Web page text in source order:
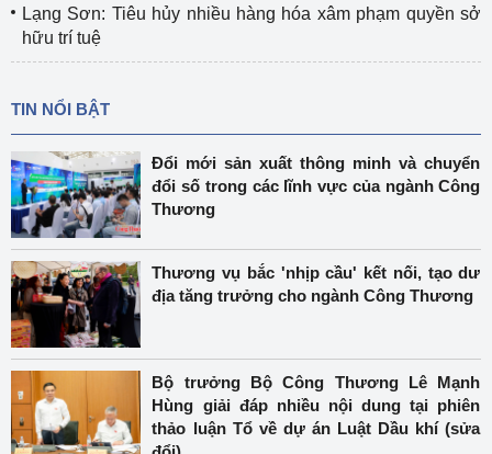
Lạng Sơn: Tiêu hủy nhiều hàng hóa xâm phạm quyền sở
hữu trí tuệ
TIN NỔI BẬT
Đổi mới sản xuất thông minh và chuyển
đổi số trong các lĩnh vực của ngành Công
Thương
Thương vụ bắc 'nhịp cầu' kết nối, tạo dư
địa tăng trưởng cho ngành Công Thương
Bộ trưởng Bộ Công Thương Lê Mạnh
Hùng giải đáp nhiều nội dung tại phiên
thảo luận Tổ về dự án Luật Dầu khí (sửa